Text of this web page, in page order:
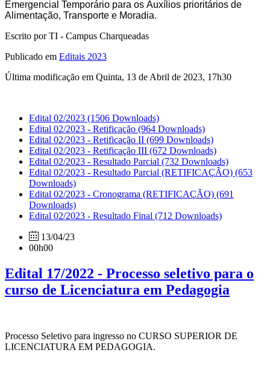
Emergencial Temporário para os Auxílios prioritários de
Alimentação, Transporte e Moradia.
Escrito por TI - Campus Charqueadas
Publicado em Editais 2023
Última modificação em Quinta, 13 de Abril de 2023, 17h30
Edital 02/2023 (1506 Downloads)
Edital 02/2023 - Retificação (964 Downloads)
Edital 02/2023 - Retificação II (699 Downloads)
Edital 02/2023 - Retificação III (672 Downloads)
Edital 02/2023 - Resultado Parcial (732 Downloads)
Edital 02/2023 - Resultado Parcial (RETIFICAÇÃO) (653
Downloads)
Edital 02/2023 - Cronograma (RETIFICAÇÃO) (691
Downloads)
Edital 02/2023 - Resultado Final (712 Downloads)
13/04/23
00h00
Edital 17/2022 - Processo seletivo para o
curso de Licenciatura em Pedagogia
Processo Seletivo para ingresso no CURSO SUPERIOR DE
LICENCIATURA EM PEDAGOGIA.